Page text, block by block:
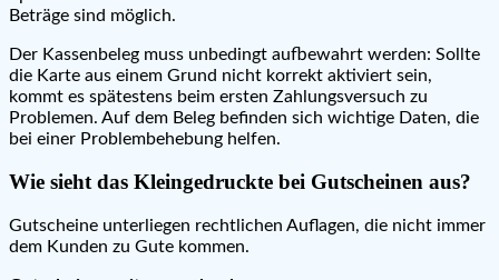
Beträge sind möglich.
Der Kassenbeleg muss unbedingt aufbewahrt werden: Sollte
die Karte aus einem Grund nicht korrekt aktiviert sein,
kommt es spätestens beim ersten Zahlungsversuch zu
Problemen. Auf dem Beleg befinden sich wichtige Daten, die
bei einer Problembehebung helfen.
Wie sieht das Kleingedruckte bei Gutscheinen aus?
Gutscheine unterliegen rechtlichen Auflagen, die nicht immer
dem Kunden zu Gute kommen.